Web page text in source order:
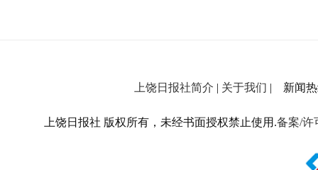
上饶日报社简介 | 关于我们 | 新闻热
上饶日报社 版权所有，未经书面授权禁止使用.备案/许